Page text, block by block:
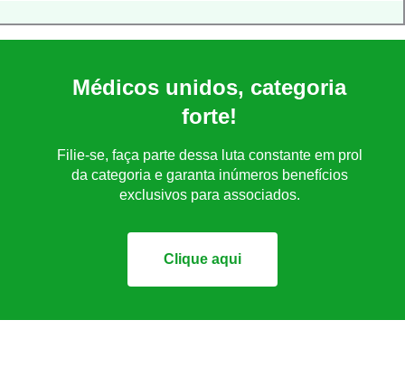
Médicos unidos, categoria
forte!
Filie-se, faça parte dessa luta constante em prol
da categoria e garanta inúmeros benefícios
exclusivos para associados.
Clique aqui